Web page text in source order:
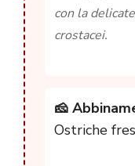
con la
crostacei.
🧀
Ostriche